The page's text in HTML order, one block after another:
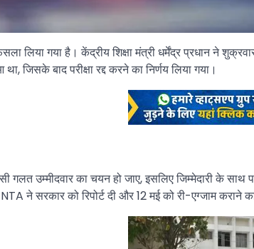
लिया गया है। केंद्रीय शिक्षा मंत्री धर्मेंद्र प्रधान ने
जिसके बाद परीक्षा रद्द करने का निर्णय लिया गया।
गलत उम्मीदवार का चयन हो जाए, इसलिए जिम्मेदारी के
ने सरकार को रिपोर्ट दी और 12 मई को री-एग्जाम कराने